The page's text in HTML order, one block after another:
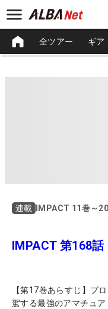
全ツアー ギア
連載 IMPACT 11巻～
IMPACT 第168話
【第17巻あらすじ】プ
駕する最強のアマチュ